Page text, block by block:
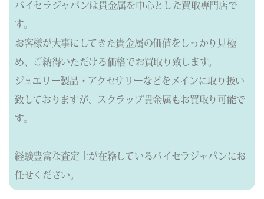
バイセラジャパンは貴金属を中心とした買取専門店で
す。
お客様が大事にしてきた貴金属の価値をしっかり見極
め、ご納得いただける価格でお買取り致します。
ジュエリー製品・アクセサリーなどをメインに取り扱い
致しておりますが、
スクラップ貴金属もお買取り可能で
す。
経験豊富な査定士が在籍しているバイセラジャパンにお
任せください。